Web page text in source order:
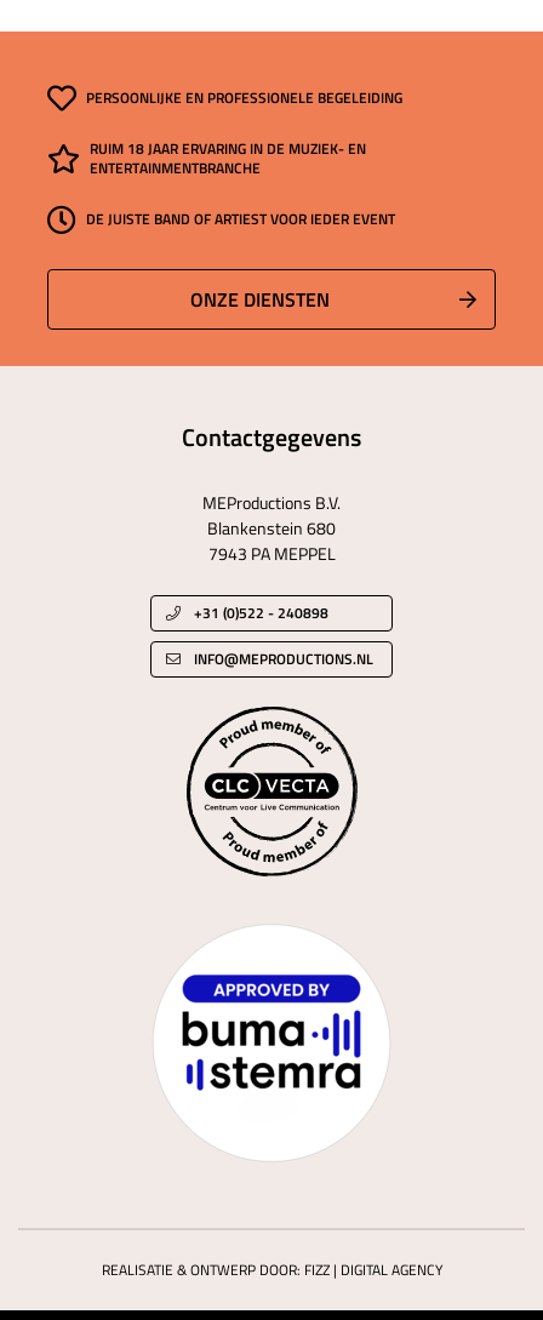
PERSOONLIJKE EN PROFESSIONELE BEGELEIDING
RUIM 18 JAAR ERVARING IN DE MUZIEK- EN
ENTERTAINMENTBRANCHE
DE JUISTE BAND OF ARTIEST VOOR IEDER EVENT
ONZE DIENSTEN
Contactgegevens
MEProductions B.V.
Blankenstein 680
7943 PA MEPPEL
+31 (0)522 - 240898
INFO@MEPRODUCTIONS.NL
REALISATIE & ONTWERP DOOR: FIZZ | DIGITAL AGENCY